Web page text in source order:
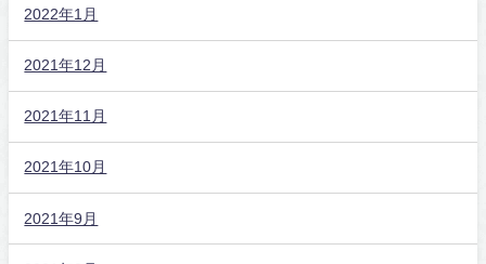
2022年1月
2021年12月
2021年11月
2021年10月
2021年9月